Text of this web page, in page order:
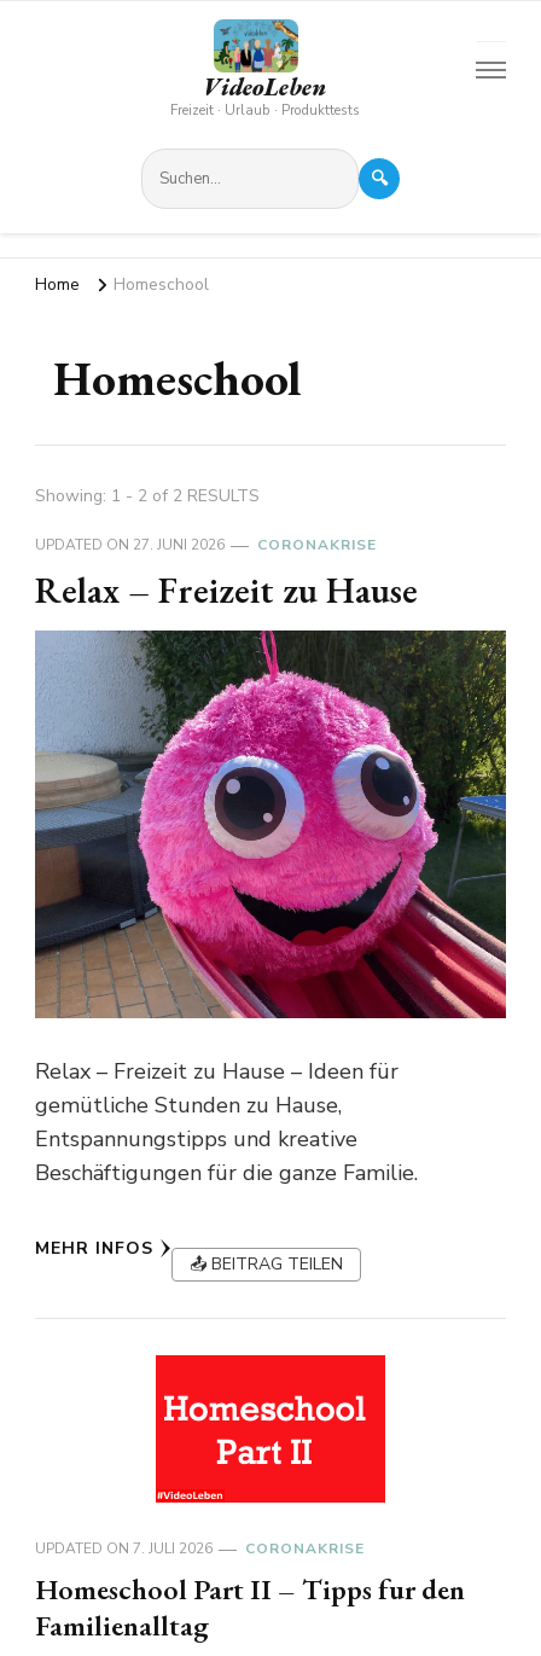
VideoLeben
Freizeit · Urlaub · Produkttests
🔍
Home Homeschool
Homeschool
Showing: 1 - 2 of 2 RESULTS
UPDATED ON 27. JUNI 2026 CORONAKRISE
Relax – Freizeit zu Hause
Relax – Freizeit zu Hause – Ideen für
gemütliche Stunden zu Hause,
Entspannungstipps und kreative
Beschäftigungen für die ganze Familie.
MEHR INFOS
📤 BEITRAG TEILEN
UPDATED ON 7. JULI 2026 CORONAKRISE
Homeschool Part II – Tipps fur den
Familienalltag